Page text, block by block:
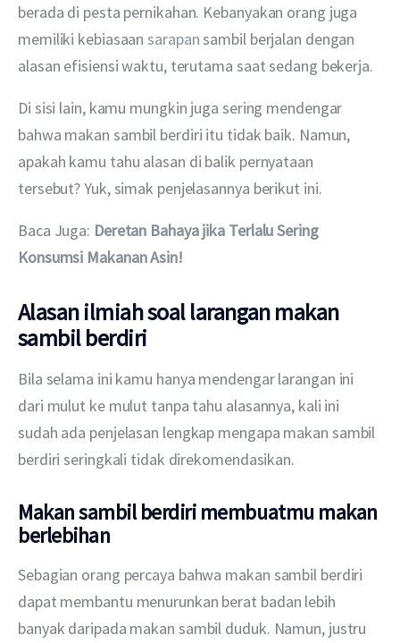
Layanan
berada di pesta pernikahan. Kebanyakan orang juga
memiliki kebiasaan sarapan sambil berjalan dengan
alasan efisiensi waktu, terutama saat sedang bekerja.
Di sisi lain, kamu mungkin juga sering mendengar
bahwa makan sambil berdiri itu tidak baik. Namun,
apakah kamu tahu alasan di balik pernyataan
tersebut? Yuk, simak penjelasannya berikut ini.
Baca Juga: Deretan Bahaya jika Terlalu Sering
Konsumsi Makanan Asin!
Alasan ilmiah soal larangan makan
sambil berdiri
Bila selama ini kamu hanya mendengar larangan ini
dari mulut ke mulut tanpa tahu alasannya, kali ini
sudah ada penjelasan lengkap mengapa makan sambil
berdiri seringkali tidak direkomendasikan.
Makan sambil berdiri membuatmu makan
berlebihan
Sebagian orang percaya bahwa makan sambil berdiri
dapat membantu menurunkan berat badan lebih
banyak daripada makan sambil duduk. Namun, justru